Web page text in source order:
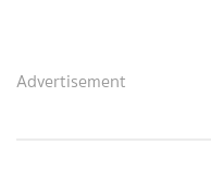
Advertisement